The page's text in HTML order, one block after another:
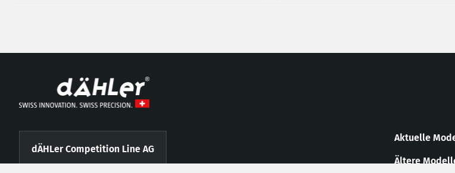
dÄHLer Competition Line AG
Aktuelle
Ältere